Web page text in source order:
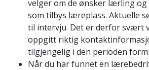
velger om de ønsker lærling og
som tilbys læreplass. Aktuelle
til intervju. Det er derfor svært
oppgitt riktig
tilgjengelig i den perioden
Når du har funnet en